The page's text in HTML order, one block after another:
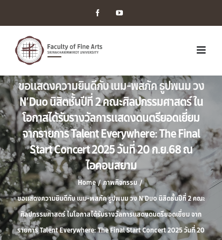
FacebookYouTube
ขอแสดงความยินดีกับ เนม-พสภัค ธูปพนม วง
N’Duo นิสิตชั้นปีที่ 2 คณะศิลปกรรมศาสตร์ ใน
โอกาสได้รับรางวัลการแสดงดนตรียอดเยี่ยม
จากรายการ Talent Everywhere: The Final
Start Concert 2025 วันที่ 20 ก.ย.68 ณ
ไอคอนสยาม
Home / ภาพกิจกรรม /
ขอแสดงความยินดีกับ เนม-พสภัค ธูปพนม วง N’Duo นิสิตชั้นปีที่ 2 คณะ
ศิลปกรรมศาสตร์ ในโอกาสได้รับรางวัลการแสดงดนตรียอดเยี่ยม จาก
รายการ Talent Everywhere: The Final Start Concert 2025 วันที่ 20